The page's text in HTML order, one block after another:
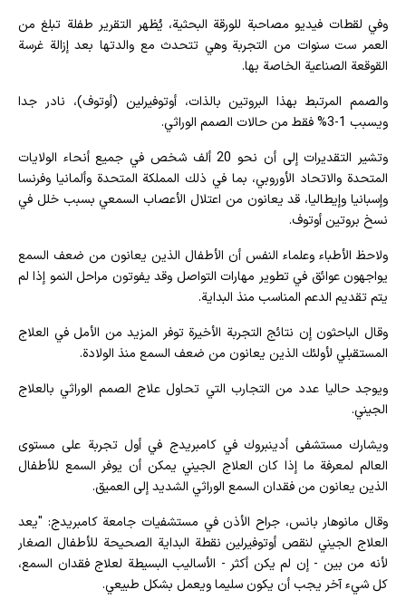
وفي لقطات فيديو مصاحبة للورقة البحثية، يُظهر التقرير طفلة تبلغ من
العمر ست سنوات من التجربة وهي تتحدث مع والدتها بعد إزالة غرسة
القوقعة الصناعية الخاصة بها.
والصمم المرتبط بهذا البروتين بالذات، أوتوفيرلين (أوتوف)، نادر جدا
ويسبب 1-3% فقط من حالات الصمم الوراثي.
وتشير التقديرات إلى أن نحو 20 ألف شخص في جميع أنحاء الولايات
المتحدة والاتحاد الأوروبي، بما في ذلك المملكة المتحدة وألمانيا وفرنسا
وإسبانيا وإيطاليا، قد يعانون من اعتلال الأعصاب السمعي بسبب خلل في
نسخ بروتين أوتوف.
ولاحظ الأطباء وعلماء النفس أن الأطفال الذين يعانون من ضعف السمع
يواجهون عوائق في تطوير مهارات التواصل وقد يفوتون مراحل النمو إذا لم
يتم تقديم الدعم المناسب منذ البداية.
وقال الباحثون إن نتائج التجربة الأخيرة توفر المزيد من الأمل في العلاج
المستقبلي لأولئك الذين يعانون من ضعف السمع منذ الولادة.
ويوجد حاليا عدد من التجارب التي تحاول علاج الصمم الوراثي بالعلاج
الجيني.
ويشارك مستشفى أدينبروك في كامبريدج في أول تجربة على مستوى
العالم لمعرفة ما إذا كان العلاج الجيني يمكن أن يوفر السمع للأطفال
الذين يعانون من فقدان السمع الوراثي الشديد إلى العميق.
وقال مانوهار بانس، جراح الأذن في مستشفيات جامعة كامبريدج: "يعد
العلاج الجيني لنقص أوتوفيرلين نقطة البداية الصحيحة للأطفال الصغار
لأنه من بين - إن لم يكن أكثر - الأساليب البسيطة لعلاج فقدان السمع،
كل شيء آخر يجب أن يكون سليما ويعمل بشكل طبيعي.